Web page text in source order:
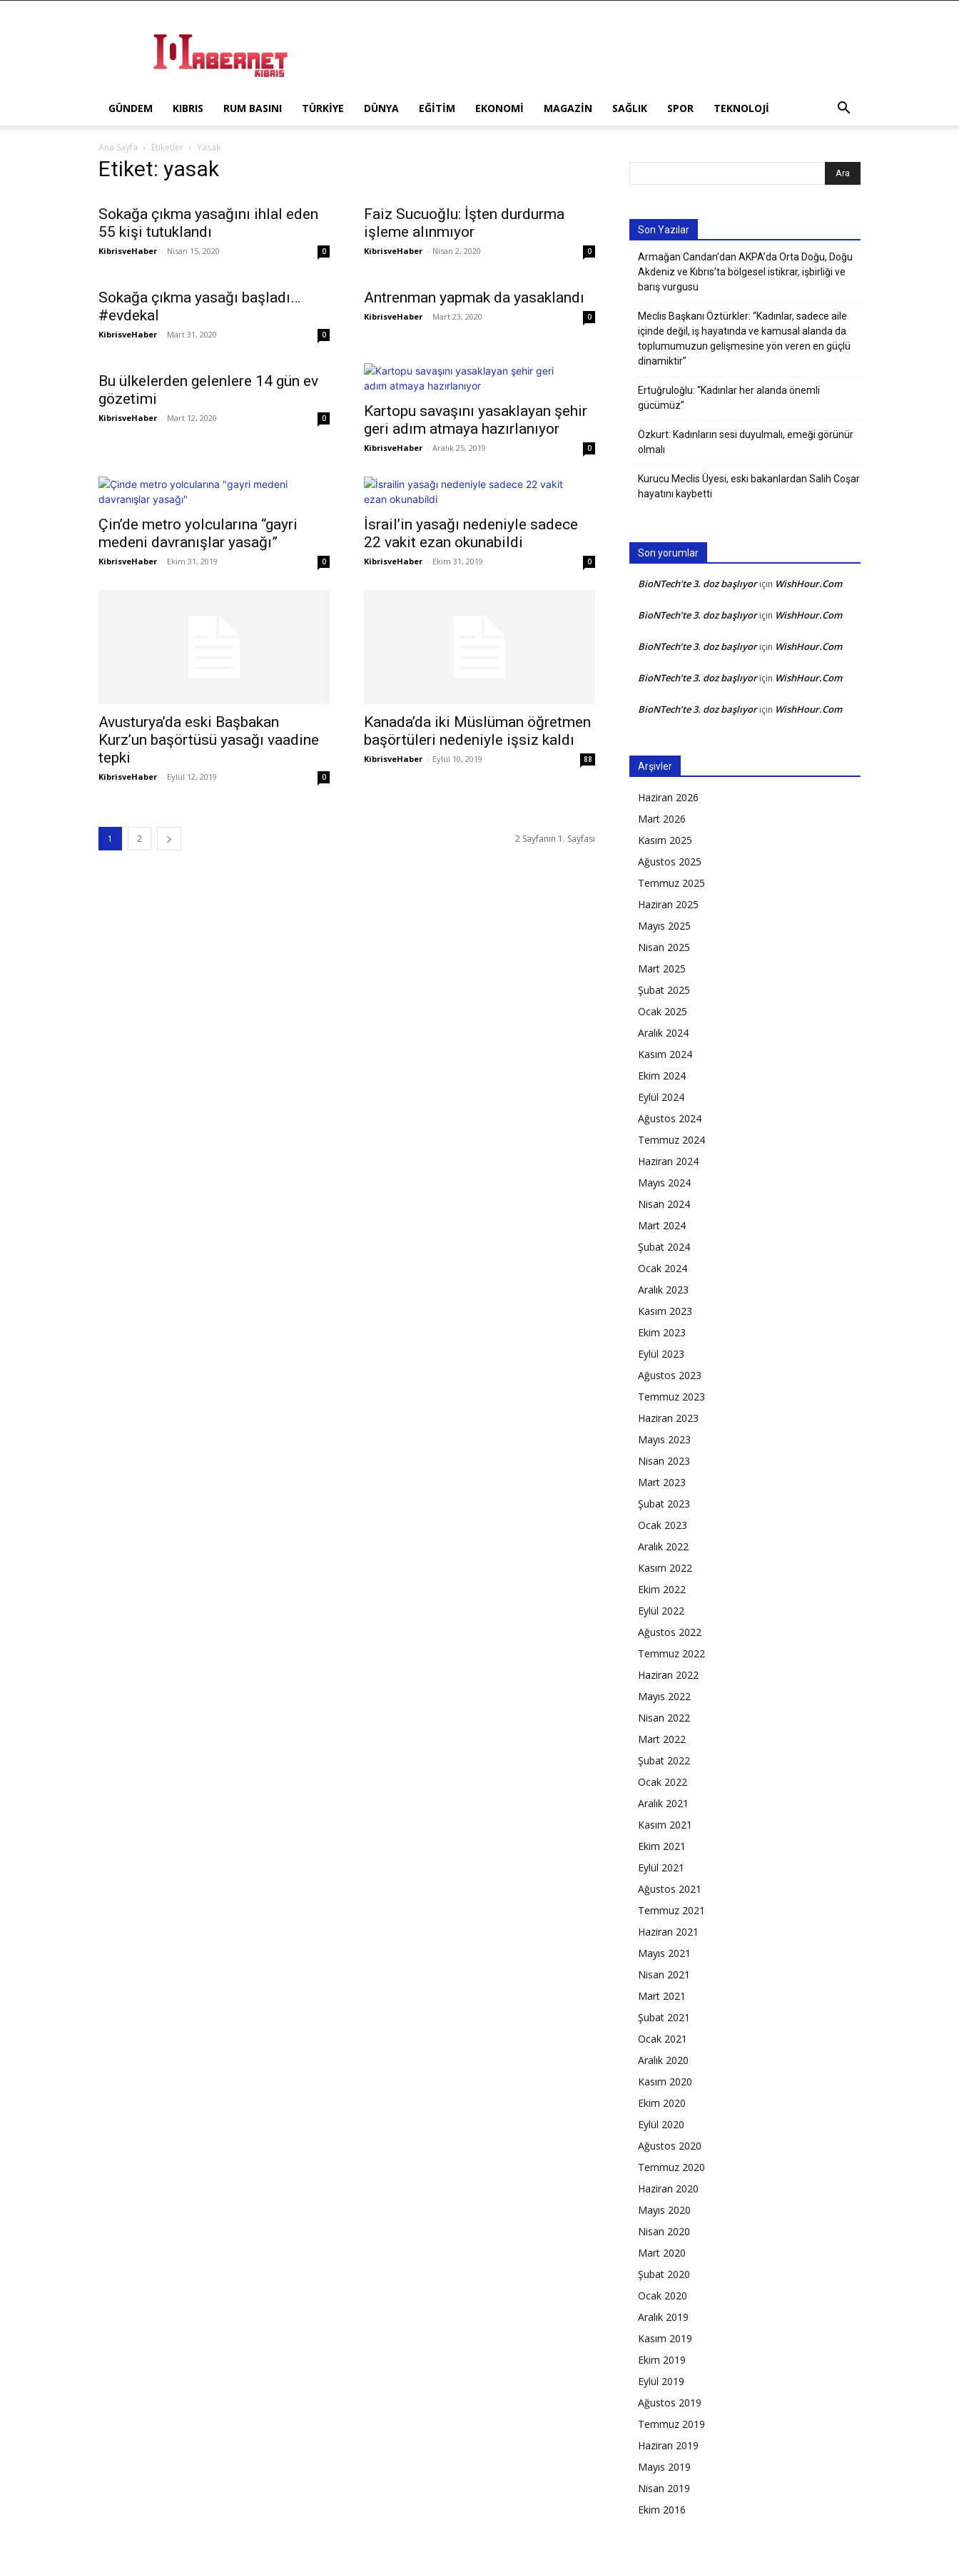
Kıbrıs
GÜNDEM KIBRIS RUM BASINI TÜRKIYE DÜNYA EĞITIM EKONOMI MAGAZIN SAĞLIK SPOR TEKNOLOJI
Ana Sayfa Etiketler Yasak
Etiket: yasak
Sokağa çıkma yasağını ihlal eden
55 kişi tutuklandı
KibrisveHaber - Nisan 15, 2020 0
Faiz Sucuoğlu: İşten durdurma
işleme alınmıyor
KibrisveHaber - Nisan 2, 2020 0
Sokağa çıkma yasağı başladı…
#evdekal
KibrisveHaber - Mart 31, 2020 0
Antrenman yapmak da yasaklandı
KibrisveHaber - Mart 23, 2020 0
Bu ülkelerden gelenlere 14 gün ev
gözetimi
KibrisveHaber - Mart 12, 2020 0
Kartopu savaşını yasaklayan şehir
geri adım atmaya hazırlanıyor
KibrisveHaber - Aralık 25, 2019 0
Çin’de metro yolcularına “gayri
medeni davranışlar yasağı”
KibrisveHaber - Ekim 31, 2019 0
İsrail’in yasağı nedeniyle sadece
22 vakit ezan okunabildi
KibrisveHaber - Ekim 31, 2019 0
Avusturya’da eski Başbakan
Kurz’un başörtüsü yasağı vaadine
tepki
KibrisveHaber - Eylül 12, 2019 0
Kanada’da iki Müslüman öğretmen
başörtüleri nedeniyle işsiz kaldı
KibrisveHaber - Eylül 10, 2019 88
1 2 2 Sayfanın 1. Sayfası
Son Yazılar
Armağan Candan’dan AKPA’da Orta Doğu, Doğu
Akdeniz ve Kıbrıs’ta bölgesel istikrar, işbirliği ve
barış vurgusu
Meclis Başkanı Öztürkler: “Kadınlar, sadece aile
içinde değil, iş hayatında ve kamusal alanda da
toplumumuzun gelişmesine yön veren en güçlü
dinamiktir”
Ertuğruloğlu: “Kadınlar her alanda önemli
gücümüz”
Özkurt: Kadınların sesi duyulmalı, emeği görünür
olmalı
Kurucu Meclis Üyesi, eski bakanlardan Salih Coşar
hayatını kaybetti
Son yorumlar
BioNTech’te 3. doz başlıyoriçin WishHour.Com
BioNTech’te 3. doz başlıyoriçin WishHour.Com
BioNTech’te 3. doz başlıyoriçin WishHour.Com
BioNTech’te 3. doz başlıyoriçin WishHour.Com
BioNTech’te 3. doz başlıyoriçin WishHour.Com
Arşivler
Haziran 2026
Mart 2026
Kasım 2025
Ağustos 2025
Temmuz 2025
Haziran 2025
Mayıs 2025
Nisan 2025
Mart 2025
Şubat 2025
Ocak 2025
Aralık 2024
Kasım 2024
Ekim 2024
Eylül 2024
Ağustos 2024
Temmuz 2024
Haziran 2024
Mayıs 2024
Nisan 2024
Mart 2024
Şubat 2024
Ocak 2024
Aralık 2023
Kasım 2023
Ekim 2023
Eylül 2023
Ağustos 2023
Temmuz 2023
Haziran 2023
Mayıs 2023
Nisan 2023
Mart 2023
Şubat 2023
Ocak 2023
Aralık 2022
Kasım 2022
Ekim 2022
Eylül 2022
Ağustos 2022
Temmuz 2022
Haziran 2022
Mayıs 2022
Nisan 2022
Mart 2022
Şubat 2022
Ocak 2022
Aralık 2021
Kasım 2021
Ekim 2021
Eylül 2021
Ağustos 2021
Temmuz 2021
Haziran 2021
Mayıs 2021
Nisan 2021
Mart 2021
Şubat 2021
Ocak 2021
Aralık 2020
Kasım 2020
Ekim 2020
Eylül 2020
Ağustos 2020
Temmuz 2020
Haziran 2020
Mayıs 2020
Nisan 2020
Mart 2020
Şubat 2020
Ocak 2020
Aralık 2019
Kasım 2019
Ekim 2019
Eylül 2019
Ağustos 2019
Temmuz 2019
Haziran 2019
Mayıs 2019
Nisan 2019
Ekim 2016